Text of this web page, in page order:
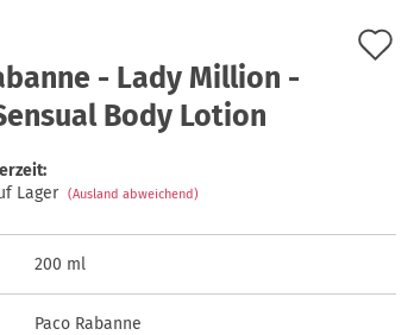
- Lady Million -
Body Lotion
Lager (Ausland abweichend)
200 ml
Paco Rabanne